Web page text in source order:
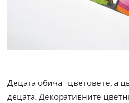
Децата обичат цветовете, а
децата. Декоративните